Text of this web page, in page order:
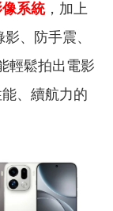
像系統，加上
、防手震、
輕鬆拍出電影
、續航力的